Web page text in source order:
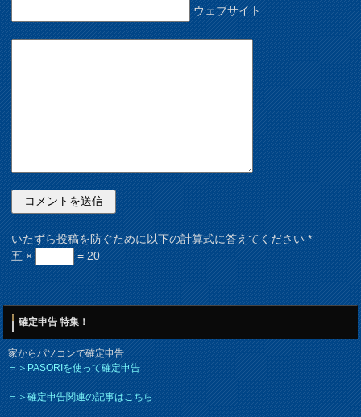
ウェブサイト
いたずら投稿を防ぐために以下の計算式に答えてください*
五 ×
= 20
確定申告 特集！
家からパソコンで確定申告
＝＞PASORIを使って確定申告
＝＞確定申告関連の記事はこちら